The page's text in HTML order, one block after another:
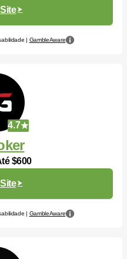
| GambleAware
4.7
$600
| GambleAware